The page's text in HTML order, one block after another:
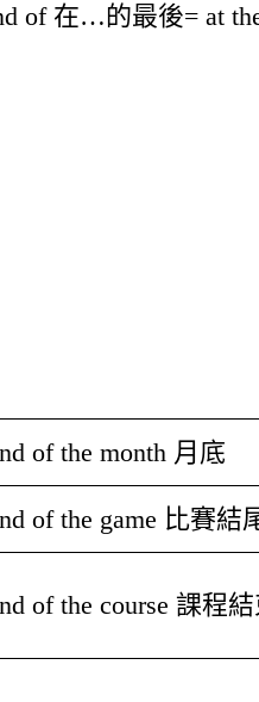
of 在…的最後= at
of the month 月底
of the game 比賽結
of the course 課程